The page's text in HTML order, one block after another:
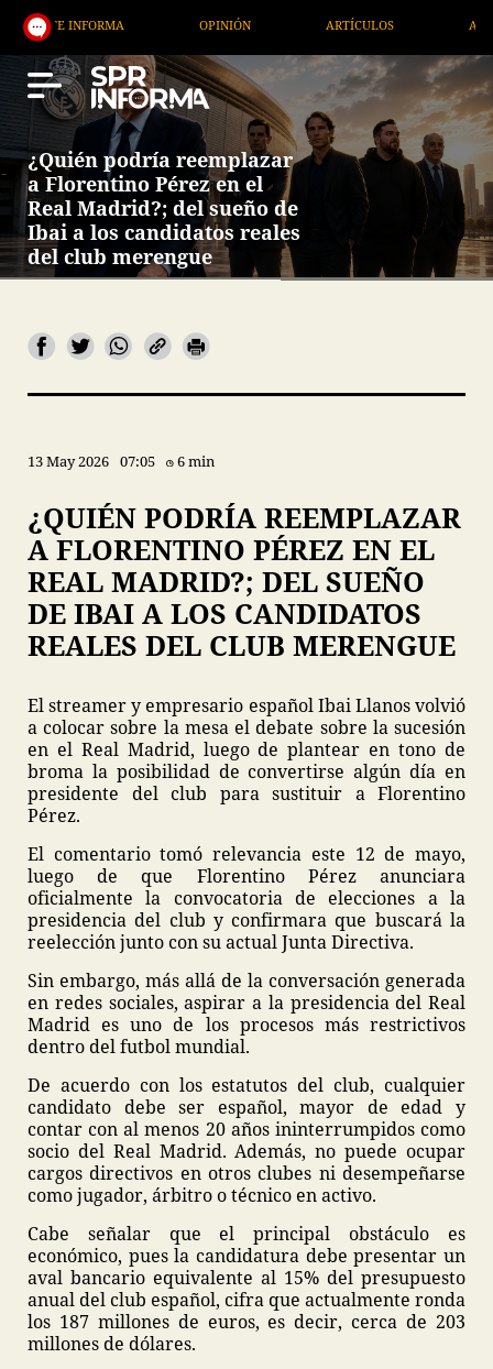
OPINIÓN ARTÍCULOS ARTE /
¿Quién podría reemplazar
a Florentino Pérez en el
Real Madrid?; del sueño de
Ibai a los candidatos reales
del club merengue
13 May 2026 07:05 6 min
¿QUIÉN PODRÍA REEMPLAZAR
A FLORENTINO PÉREZ EN EL
REAL MADRID?; DEL SUEÑO
DE IBAI A LOS CANDIDATOS
REALES DEL CLUB MERENGUE
El streamer y empresario español Ibai Llanos volvió
a colocar sobre la mesa el debate sobre la sucesión
en el Real Madrid, luego de plantear en tono de
broma la posibilidad de convertirse algún día en
presidente del club para sustituir a Florentino
Pérez.
El comentario tomó relevancia este 12 de mayo,
luego de que Florentino Pérez anunciara
oficialmente la convocatoria de elecciones a la
presidencia del club y confirmara que buscará la
reelección junto con su actual Junta Directiva.
Sin embargo, más allá de la conversación generada
en redes sociales, aspirar a la presidencia del Real
Madrid es uno de los procesos más restrictivos
dentro del futbol mundial.
De acuerdo con los estatutos del club, cualquier
candidato debe ser español, mayor de edad y
contar con al menos 20 años ininterrumpidos como
socio del Real Madrid. Además, no puede ocupar
cargos directivos en otros clubes ni desempeñarse
como jugador, árbitro o técnico en activo.
Cabe señalar que el principal obstáculo es
económico, pues la candidatura debe presentar un
aval bancario equivalente al 15% del presupuesto
anual del club español, cifra que actualmente ronda
los 187 millones de euros, es decir, cerca de 203
millones de dólares.